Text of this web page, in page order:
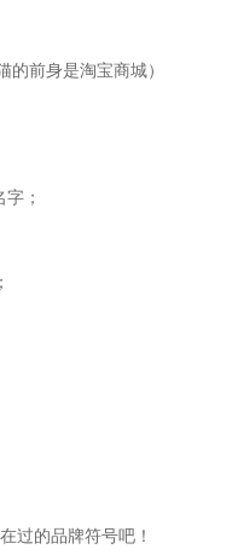
前身是淘宝商城）
；
过的品牌符号吧！